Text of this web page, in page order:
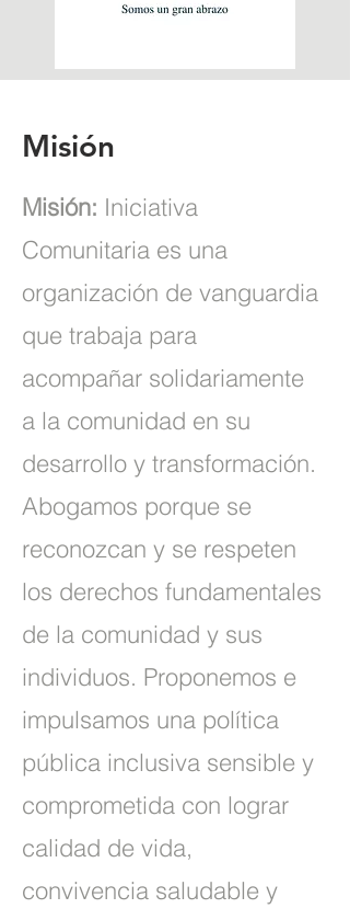
Misión
Misión: Iniciativa
Comunitaria es una
organización de vanguardia
que trabaja para
acompañar solidariamente
a la comunidad en su
desarrollo y transformación.
Abogamos porque se
reconozcan y se respeten
los derechos fundamentales
de la comunidad y sus
individuos. Proponemos e
impulsamos una política
pública inclusiva sensible y
comprometida con lograr
calidad de vida,
convivencia saludable y